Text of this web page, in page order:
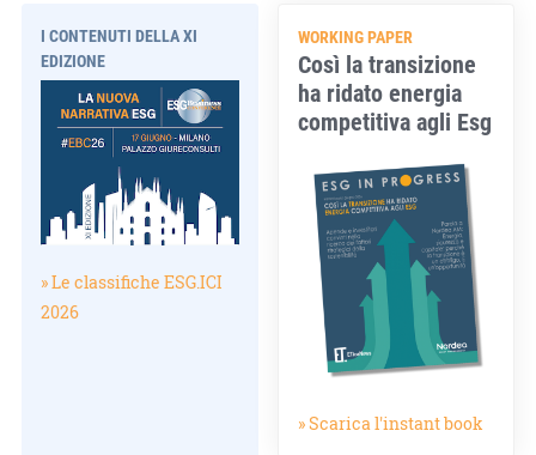
I CONTENUTI DELLA XI
EDIZIONE
» Le classifiche ESG.ICI
2026
WORKING PAPER
Così la transizione
ha ridato energia
competitiva agli Esg
» Scarica l'instant book